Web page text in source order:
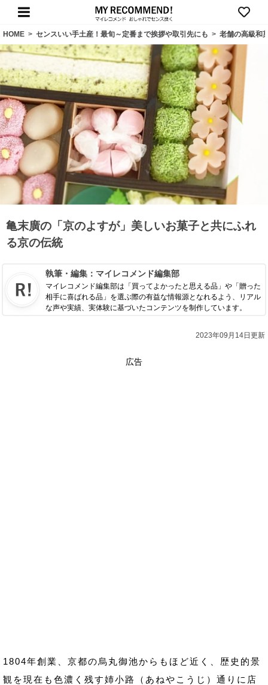
HOME > センスいい手土産！最旬～定番まで挨拶や取引先にも > 老舗の高級和
亀末廣の「京のよすが」美しいお菓子と共にふれ
る京の伝統
執筆・編集： マイレコメンド編集部
マイレコメンド編集部は「買ってよかったと思える品」や「贈った
相手に喜ばれる品」を選ぶ際の有益な情報源となれるよう、リアル
な声や実績、実体験に基づいたコンテンツを制作しています。
2023年09月14日更新
広告
1804年創業、京都の烏丸御池からもほど近く、歴史的景
観を現在も色濃く残す姉小路（あねやこうじ）通りに店